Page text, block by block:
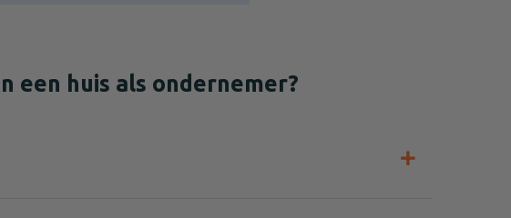
een huis als ondernemer?